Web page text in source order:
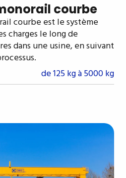
courbe
courbe est le système
charges le long de
dans une usine, en suivant
de 125 kg à 5000 kg